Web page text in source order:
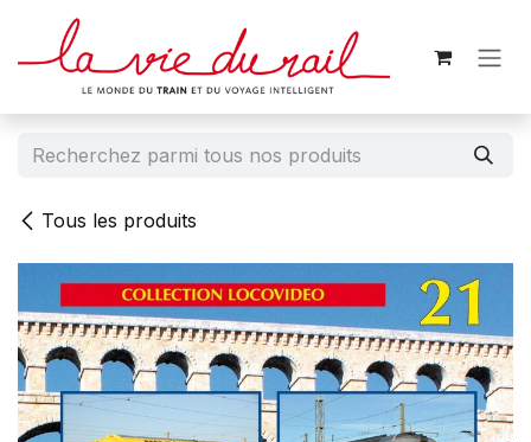
Se rendre au contenu
Tous les produits